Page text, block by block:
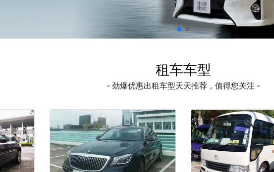
租车车型
- 劲爆优惠出租车型天天推荐，值得您关注 -